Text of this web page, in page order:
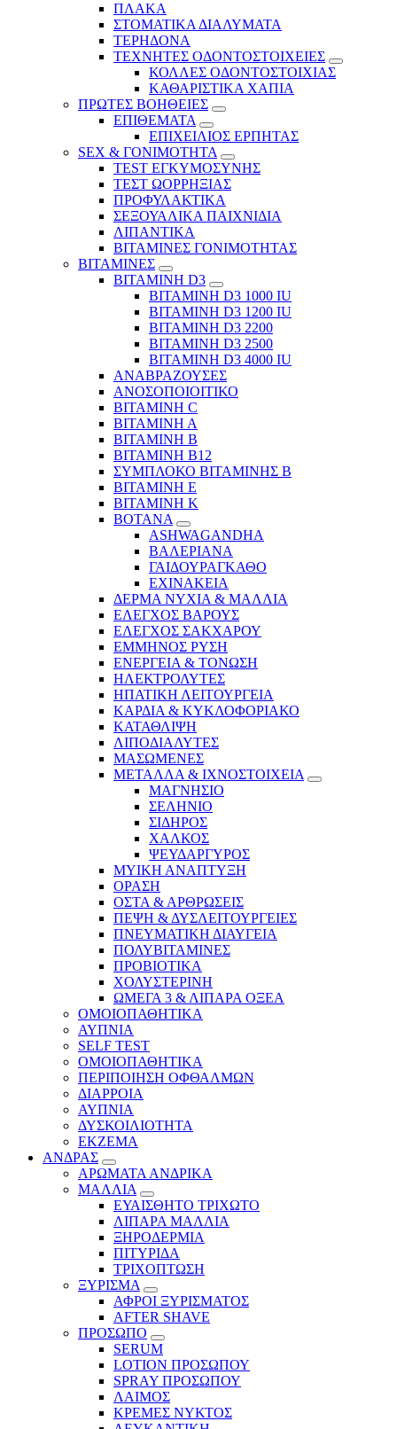
ΠΛΑΚΑ
ΣΤΟΜΑΤΙΚΑ ΔΙΑΛΥΜΑΤΑ
ΤΕΡΗΔΟΝΑ
ΤΕΧΝΗΤΕΣ ΟΔΟΝΤΟΣΤΟΙΧΕΙΕΣ
ΚΟΛΛΕΣ ΟΔΟΝΤΟΣΤΟΙΧΙΑΣ
ΚΑΘΑΡΙΣΤΙΚΑ ΧΑΠΙΑ
ΠΡΩΤΕΣ ΒΟΗΘΕΙΕΣ
ΕΠΙΘΕΜΑΤΑ
ΕΠΙΧΕΙΛΙΟΣ ΕΡΠΗΤΑΣ
SEX & ΓΟΝΙΜΟΤΗΤΑ
TEST ΕΓΚΥΜΟΣΥΝΗΣ
ΤΕΣΤ ΩΟΡΡΗΞΙΑΣ
ΠΡΟΦΥΛΑΚΤΙΚΑ
ΣΕΞΟΥΑΛΙΚΑ ΠΑΙΧΝΙΔΙΑ
ΛΙΠΑΝΤΙΚΑ
ΒΙΤΑΜΙΝΕΣ ΓΟΝΙΜΟΤΗΤΑΣ
ΒΙΤΑΜΙΝΕΣ
ΒΙΤΑΜΙΝΗ D3
ΒΙΤΑΜΙΝΗ D3 1000 IU
ΒΙΤΑΜΙΝΗ D3 1200 IU
ΒΙΤΑΜΙΝΗ D3 2200
ΒΙΤΑΜΙΝΗ D3 2500
BITAMINH D3 4000 IU
ΑΝΑΒΡΑΖΟΥΣΕΣ
ΑΝΟΣΟΠΟΙΟΙΤΙΚΟ
ΒΙΤΑΜΙΝΗ C
ΒΙΤΑΜΙΝΗ Α
ΒΙΤΑΜΙΝΗ Β
ΒΙΤΑΜΙΝΗ Β12
ΣΥΜΠΛΟΚΟ ΒΙΤΑΜΙΝΗΣ Β
ΒΙΤΑΜΙΝΗ Ε
ΒΙΤΑΜΙΝΗ Κ
ΒΟΤΑΝΑ
ASHWAGANDHA
ΒΑΛΕΡΙΑΝΑ
ΓΑΙΔΟΥΡΑΓΚΑΘΟ
ΕΧΙΝΑΚΕΙΑ
ΔΕΡΜΑ ΝΥΧΙΑ & ΜΑΛΛΙΑ
ΕΛΕΓΧΟΣ ΒΑΡΟΥΣ
ΕΛΕΓΧΟΣ ΣΑΚΧΑΡΟΥ
ΕΜΜΗΝΟΣ ΡΥΣΗ
ΕΝΕΡΓΕΙΑ & ΤΟΝΩΣΗ
ΗΛΕΚΤΡΟΛΥΤΕΣ
ΗΠΑΤΙΚΗ ΛΕΙΤΟΥΡΓΕΙΑ
ΚΑΡΔΙΑ & ΚΥΚΛΟΦΟΡΙΑΚΟ
ΚΑΤΑΘΛΙΨΗ
ΛΙΠΟΔΙΑΛΥΤΕΣ
ΜΑΣΩΜΕΝΕΣ
ΜΕΤΑΛΛΑ & ΙΧΝΟΣΤΟΙΧΕΙΑ
ΜΑΓΝΗΣΙΟ
ΣΕΛΗΝΙΟ
ΣΙΔΗΡΟΣ
ΧΑΛΚΟΣ
ΨΕΥΔΑΡΓΥΡΟΣ
ΜΥΙΚΗ ΑΝΑΠΤΥΞΗ
ΟΡΑΣΗ
ΟΣΤΑ & ΑΡΘΡΩΣΕΙΣ
ΠΕΨΗ & ΔΥΣΛΕΙΤΟΥΡΓΕΙΕΣ
ΠΝΕΥΜΑΤΙΚΗ ΔΙΑΥΓΕΙΑ
ΠΟΛΥΒΙΤΑΜΙΝΕΣ
ΠΡΟΒΙΟΤΙΚΑ
ΧΟΛΥΣΤΕΡΙΝΗ
ΩΜΕΓΑ 3 & ΛΙΠΑΡΑ ΟΞΕΑ
ΟΜΟΙΟΠΑΘΗΤΙΚΑ
ΑΥΠΝΙΑ
SELF TEST
ΟΜΟΙΟΠΑΘΗΤΙΚΑ
ΠΕΡΙΠΟΙΗΣΗ ΟΦΘΑΛΜΩΝ
ΔΙΑΡΡΟΙΑ
ΑΥΠΝΙΑ
ΔΥΣΚΟΙΛΙΟΤΗΤΑ
ΕΚΖΕΜΑ
ΑΝΔΡΑΣ
ΑΡΩΜΑΤΑ ΑΝΔΡΙΚΑ
ΜΑΛΛΙΑ
ΕΥΑΙΣΘΗΤΟ ΤΡΙΧΩΤΟ
ΛΙΠΑΡΑ ΜΑΛΛΙΑ
ΞΗΡΟΔΕΡΜΙΑ
ΠΙΤΥΡΙΔΑ
ΤΡΙΧΟΠΤΩΣΗ
ΞΥΡΙΣΜΑ
ΑΦΡΟΙ ΞΥΡΙΣΜΑΤΟΣ
AFTER SHAVE
ΠΡΟΣΩΠΟ
SERUM
LOTION ΠΡΟΣΩΠΟΥ
SPRAY ΠΡΟΣΩΠΟΥ
ΛΑΙΜΟΣ
ΚΡΕΜΕΣ ΝΥΚΤΟΣ